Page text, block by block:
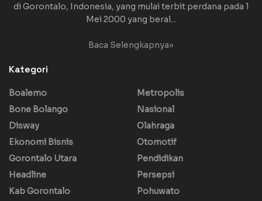
di Gorontalo, Indonesia, yang mulai terbit perdana pada 1
Mei 2000 yang beral...
Baca Selengkapnya»
Kategori
Boalemo
Bone Bolango
Disway
Ekonomi Bisnis
Gorontalo Utara
Headline
Kab Gorontalo
Metropolis
Nasional
Olahraga
Otomotif
Pendidikan
Persepsi
Pohuwato